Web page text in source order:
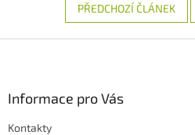
PŘEDCHOZÍ ČLÁNEK
Informace pro Vás
Kontakty